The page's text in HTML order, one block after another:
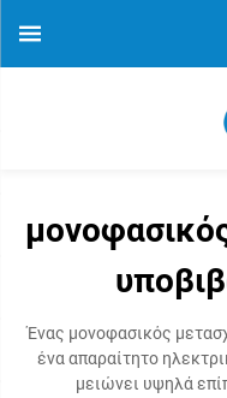
Ένας μονοφασικός
ένα απαραίτητο
μειώνει υψηλά